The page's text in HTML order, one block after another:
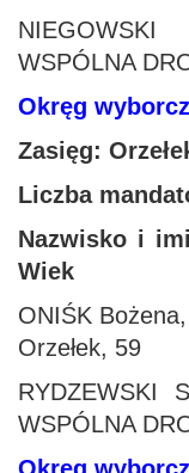
NIEGOWSKI
WSPÓLNA
Okręg
Zasięg:
Liczba
Nazwisko i
Wiek
ONIŚK
Orzełek, 59
RYDZEWSKI
WSPÓLNA